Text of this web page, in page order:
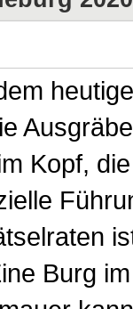
Kopf,
Burg